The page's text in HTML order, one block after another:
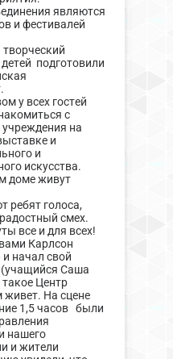
являются
и фестивалей
подготовили
всех гостей
с
учреждения на
и
и
искусства.
живут
голоса,
смех.
и для всех!
Карлсон
начал свой
Саша
Центр
живет. На сцене
1,5 часов были
нашего
и жители